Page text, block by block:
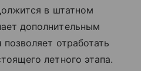
в штатном
дополнительным
отработать
летного этапа.